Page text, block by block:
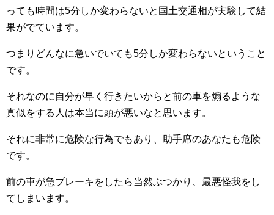
っても時間は5分しか変わらないと国土交通相が実験して結
果がでています。
つまりどんなに急いでいても5分しか変わらないということ
です。
それなのに自分が早く行きたいからと前の車を煽るような
真似をする人は本当に頭が悪いなと思います。
それに非常に危険な行為でもあり、助手席のあなたも危険
です。
前の車が急ブレーキをしたら当然ぶつかり、最悪怪我をし
てしまいます。